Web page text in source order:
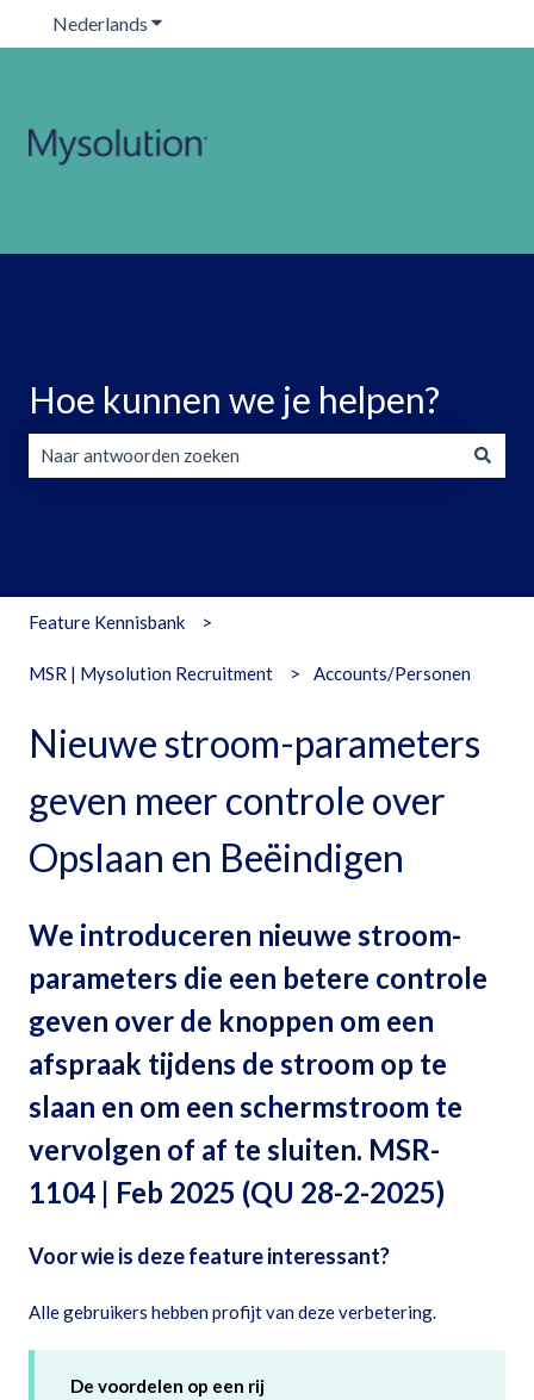
Nederlands Submenu tonen voor vertalingen
Hoe kunnen we je helpen?
Feature Kennisbank
MSR | Mysolution Recruitment Accounts/Personen
Nieuwe stroom-parameters
geven meer controle over
Opslaan en Beëindigen
We introduceren nieuwe stroom-
parameters die een betere controle
geven over de knoppen om een
afspraak tijdens de stroom op te
slaan en om een schermstroom te
vervolgen of af te sluiten. MSR-
1104 | Feb 2025 (QU 28-2-2025)
Voor wie is deze feature interessant?
Alle gebruikers hebben profijt van deze verbetering.
De voordelen op een rij